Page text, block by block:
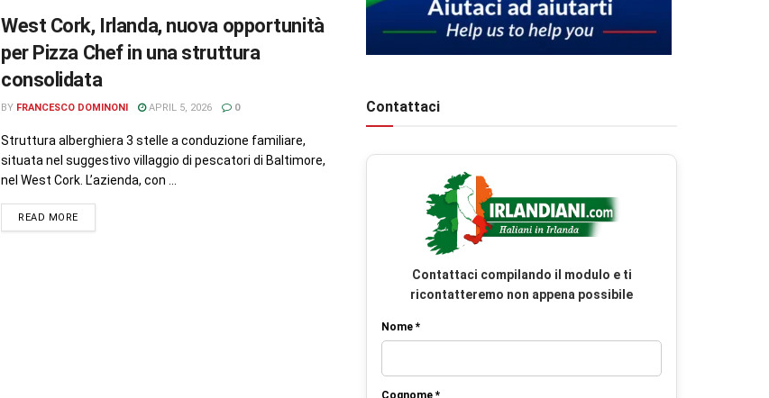
West Cork, Irlanda, nuova opportunità
per Pizza Chef in una struttura
consolidata
BY FRANCESCO DOMINONI APRIL 5, 2026 0
Struttura alberghiera 3 stelle a conduzione familiare,
situata nel suggestivo villaggio di pescatori di Baltimore,
nel West Cork. L’azienda, con ...
READ MORE
Contattaci
Contattaci compilando il modulo e ti
ricontatteremo non appena possibile
Nome *
Cognome *